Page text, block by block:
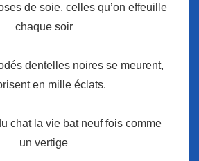
de soie, celles qu’on effeuille
chaque soir
dentelles noires se meurent,
en mille éclats.
chat la vie bat neuf fois comme
un vertige